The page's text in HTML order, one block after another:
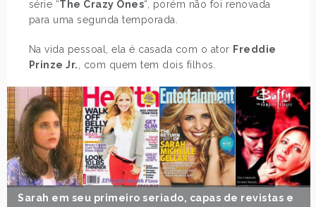
série “The Crazy Ones“, porém não foi renovada
para uma segunda temporada.
Na vida pessoal, ela é casada com o ator Freddie
Prinze Jr.
, com quem tem dois filhos.
Sarah em seu primeiro seriado, capas de revistas e